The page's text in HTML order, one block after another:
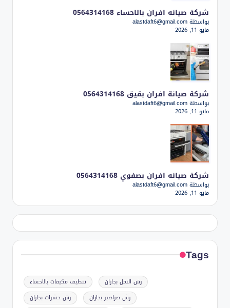
شركة صيانه افران بالاحساء 0564314168
بواسطة alastdaft6@gmail.com
مايو 11, 2026
شركة صيانة افران بقيق 0564314168
بواسطة alastdaft6@gmail.com
مايو 11, 2026
شركة صيانه افران بصفوي 0564314168
بواسطة alastdaft6@gmail.com
مايو 11, 2026
Tags
تنظيف مكيفات بالاحساء
رش النمل بجازان
رش حشرات بجازان
رش صراصير بجازان